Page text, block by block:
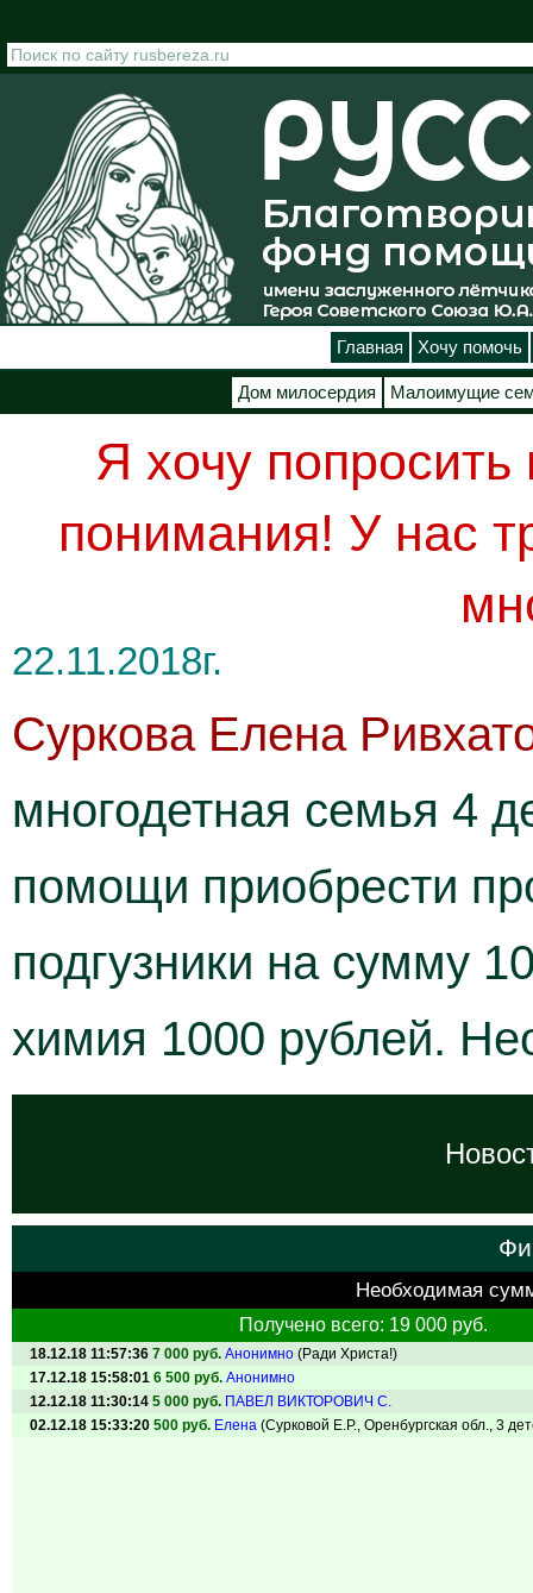
Главная Хочу помочь
Дом милосердия Малоимущие
Я хочу
понимания! У нас
22.11.2018г.
Суркова Елена
многодетная семья 4
помощи приобрести
подгузники на сумму
химия 1000 рублей.
Необходимая
Получено всего: 19 000 руб.
18.12.18 11:57:36 7 000 руб. Анонимно (Ради Христа!)
17.12.18 15:58:01 6 500 руб. Анонимно
12.12.18 11:30:14 5 000 руб. ПАВЕЛ ВИКТОРОВИЧ С.
02.12.18 15:33:20 500 руб. Елена (Сурковой Е.Р., Оренбургская обл., 3